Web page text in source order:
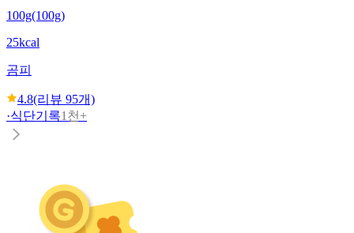
100g(100g)
25kcal
곰피
4.8(리뷰 95개)
·식단기록1천+